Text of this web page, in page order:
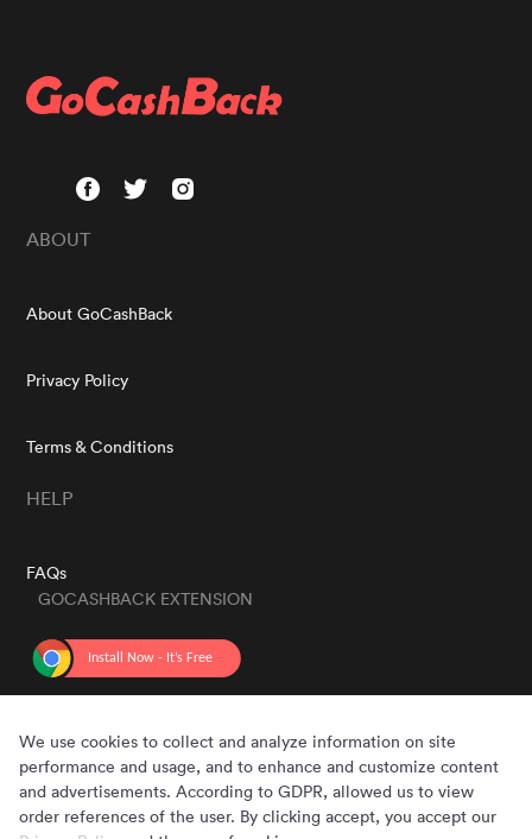
ABOUT
About GoCashBack
Privacy Policy
Terms & Conditions
HELP
FAQs
GOCASHBACK EXTENSION
We use cookies to collect and analyze information on site
performance and usage, and to enhance and customize content
and advertisements. According to GDPR, allowed us to view
order references of the user. By clicking accept, you accept our